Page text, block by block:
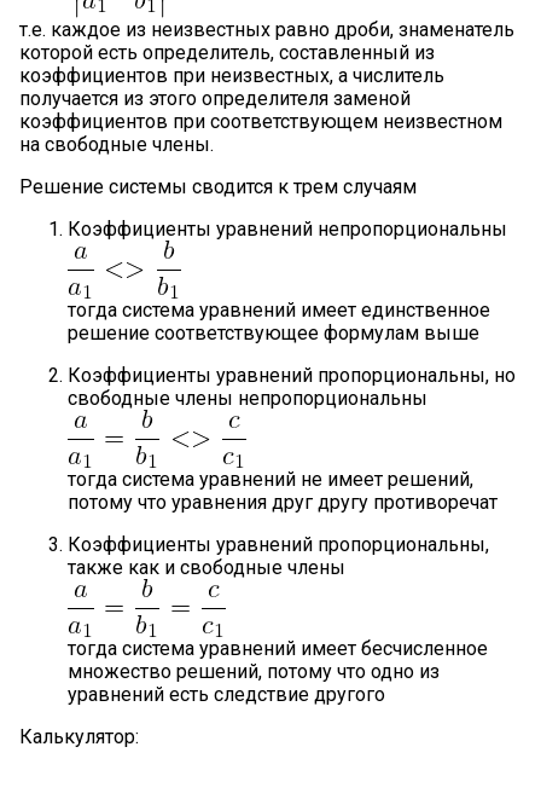
т.е. каждое из неизвестных равно дроби, знаменатель
которой есть определитель, составленный из
коэффициентов при неизвестных, а числитель
получается из этого определителя заменой
коэффициентов при соответствующем неизвестном
на свободные члены.
Решение системы сводится к трем случаям
Коэффициенты уравнений непропорциональны
тогда система уравнений имеет единственное
решение соответствующее формулам выше
Коэффициенты уравнений пропорциональны, но
свободные члены непропорциональны
тогда система уравнений не имеет решений,
потому что уравнения друг другу противоречат
Коэффициенты уравнений пропорциональны,
также как и свободные члены
тогда система уравнений имеет бесчисленное
множество решений, потому что одно из
уравнений есть следствие другого
Калькулятор: